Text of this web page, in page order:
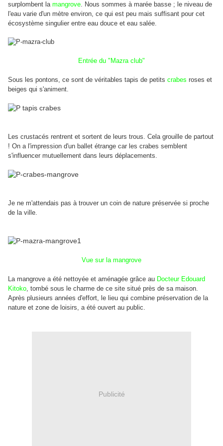
surplombent la mangrove. Nous sommes à marée basse ; le niveau de
l'eau varie d'un mètre environ, ce qui est peu mais suffisant pour cet
écosystème singulier entre eau douce et eau salée.
Entrée du "Mazra club"
Sous les pontons, ce sont de véritables tapis de petits crabes roses et
beiges qui s'animent.
Les crustacés rentrent et sortent de leurs trous. Cela grouille de partout
! On a l'impression d'un ballet étrange car les crabes semblent
s'influencer mutuellement dans leurs déplacements.
Je ne m'attendais pas à trouver un coin de nature préservée si proche
de la ville.
Vue sur la mangrove
La mangrove a été nettoyée et aménagée grâce au Docteur Edouard
Kitoko, tombé sous le charme de ce site situé près de sa maison.
Après plusieurs années d'effort, le lieu qui combine préservation de la
nature et zone de loisirs, a été ouvert au public.
Publicité